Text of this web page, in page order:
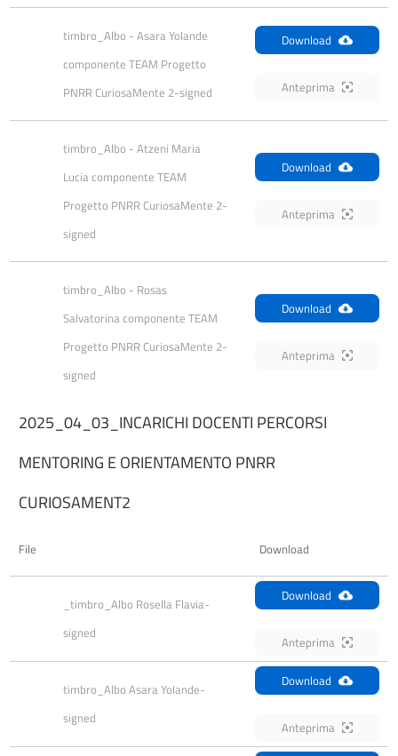
timbro_Albo - Asara Yolande
componente TEAM Progetto
PNRR CuriosaMente 2-signed
Download
Anteprima
timbro_Albo - Atzeni Maria
Lucia componente TEAM
Progetto PNRR CuriosaMente 2-
signed
Download
Anteprima
timbro_Albo - Rosas
Salvatorina componente TEAM
Progetto PNRR CuriosaMente 2-
signed
Download
Anteprima
2025_04_03_INCARICHI DOCENTI PERCORSI
MENTORING E ORIENTAMENTO PNRR
CURIOSAMENT2
File Download
_timbro_Albo Rosella Flavia-
signed
Download
Anteprima
timbro_Albo Asara Yolande-
signed
Download
Anteprima